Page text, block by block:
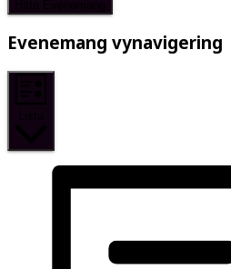
Evenemang vynavigering